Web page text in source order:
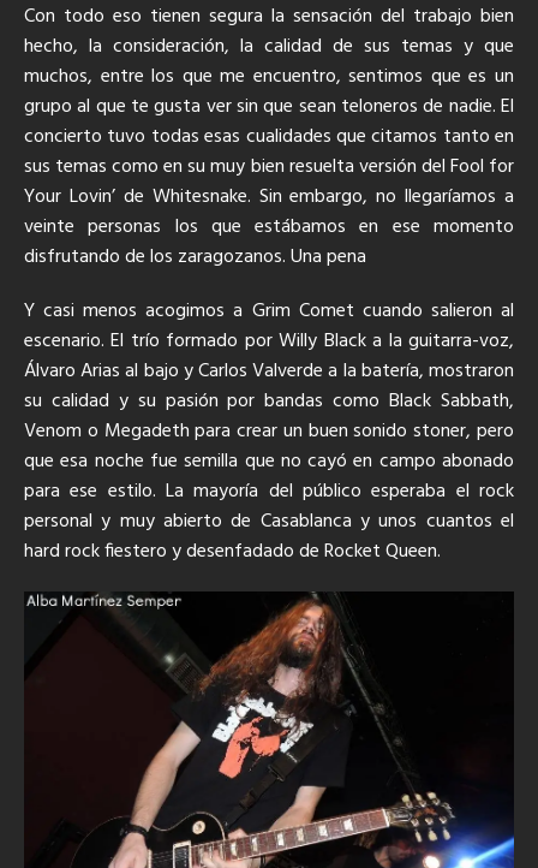
Con todo eso tienen segura la sensación del trabajo bien
hecho, la consideración, la calidad de sus temas y que
muchos, entre los que me encuentro, sentimos que es un
grupo al que te gusta ver sin que sean teloneros de nadie. El
concierto tuvo todas esas cualidades que citamos tanto en
sus temas como en su muy bien resuelta versión del Fool for
Your Lovin’ de Whitesnake. Sin embargo, no llegaríamos a
veinte personas los que estábamos en ese momento
disfrutando de los zaragozanos. Una pena
Y casi menos acogimos a Grim Comet cuando salieron al
escenario. El trío formado por Willy Black a la guitarra-voz,
Álvaro Arias al bajo y Carlos Valverde a la batería, mostraron
su calidad y su pasión por bandas como Black Sabbath,
Venom o Megadeth para crear un buen sonido stoner, pero
que esa noche fue semilla que no cayó en campo abonado
para ese estilo. La mayoría del público esperaba el rock
personal y muy abierto de Casablanca y unos cuantos el
hard rock fiestero y desenfadado de Rocket Queen.